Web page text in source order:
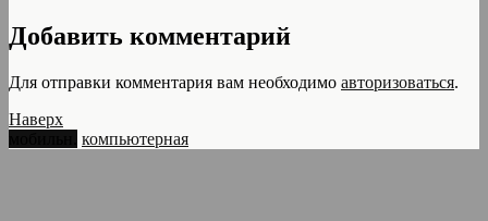
Добавить комментарий
Для отправки комментария вам необходимо авторизоваться.
Наверх
компьютерная